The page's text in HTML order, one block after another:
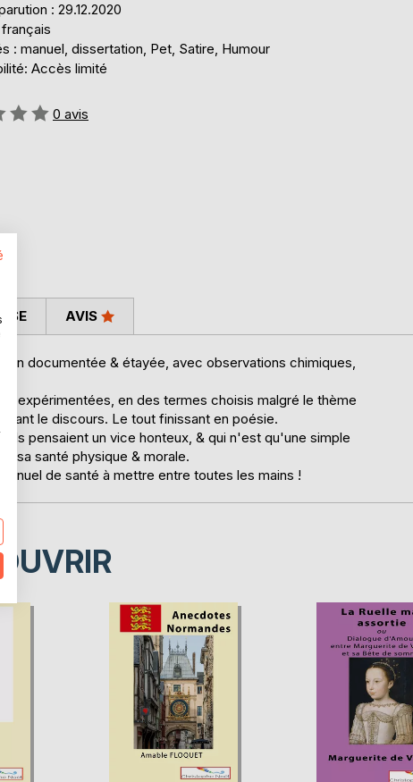
: 29.12.2020
: manuel, dissertation, Pet, Satire, Humour
Accès limité
0 avis
documentée & étayée, avec observations chimiques,
expérimentées, en des termes choisis malgré le thème
le discours. Le tout finissant en poésie.
pensaient un vice honteux, & qui n'est qu'une simple
sa santé physique & morale.
de santé à mettre entre toutes les mains !
AVIS